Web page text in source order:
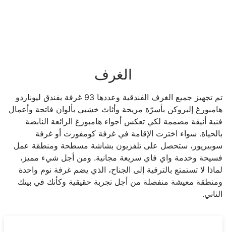
الغرف
تم تجهيز جميع الغرف الفندقية وعددها 93 غرفة بفندق ليوناردو
هامبورغ إلبروكن بأسرّة مريحة وأثاث خشبي بألوان فاتحة وأعمال
فنية أنيقة مصممة لكي تعكس أجواء هامبورغ الرائعة النابضة
بالحياة. سواء اخترت الإقامة في غرفة كومفورت أو غرفة
سوبيريور، ستحصل على تلفزيون بشاشة مسطحة ومنطقة عمل
فسيحة وخدمة واي فاي سريعة مجانية. ومن أجل شيء مميز،
لماذا لا تستمتع بالترقية إلى الجناح، الذي يضم غرفة نوم واحدة
ومنطقة معيشة منفصلة من أجل تجربة حقيقية وكأنك في بيتك
الثاني.